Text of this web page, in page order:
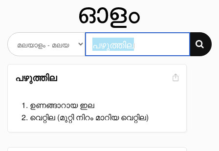
പഴുത്തില
ഉണങ്ങാറായ ഇല
വെറ്റില (മുറ്റി നിറം മാറിയ വെറ്റില)